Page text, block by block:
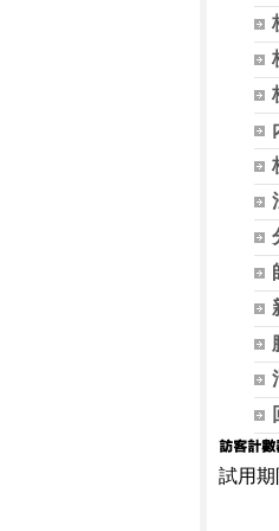
試用期